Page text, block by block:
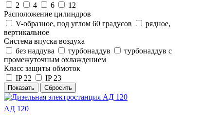
2
4 6
12
Расположение цилиндров
V-образное, под углом 60 градусов
рядное,
вертикальное
Система впуска воздуха
без наддува
турбонаддув
турбонаддув с
промежуточным охлаждением
Класс защиты обмоток
IP 22
IP 23
АД 120